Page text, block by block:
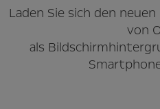
Laden Sie sich den
von
als